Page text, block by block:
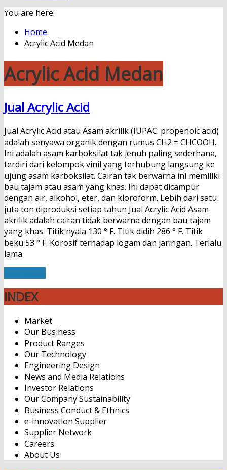
You are here:
Home
Acrylic Acid Medan
Acrylic Acid Medan
Jual Acrylic Acid
Jual Acrylic Acid atau Asam akrilik (IUPAC: propenoic acid)
adalah senyawa organik dengan rumus CH2 = CHCOOH.
Ini adalah asam karboksilat tak jenuh paling sederhana,
terdiri dari kelompok vinil yang terhubung langsung ke
ujung asam karboksilat. Cairan tak berwarna ini memiliki
bau tajam atau asam yang khas. Ini dapat dicampur
dengan air, alkohol, eter, dan kloroform. Lebih dari satu
juta ton diproduksi setiap tahun Jual Acrylic Acid Asam
akrilik adalah cairan tidak berwarna dengan bau tajam
yang khas. Titik nyala 130 ° F. Titik didih 286 ° F. Titik
beku 53 ° F. Korosif terhadap logam dan jaringan. Terlalu
lama
INDEX
Market
Our Business
Product Ranges
Our Technology
Engineering Design
News and Media Relations
Investor Relations
Our Company Sustainability
Business Conduct & Ethnics
e-innovation Supplier
Supplier Network
Careers
About Us